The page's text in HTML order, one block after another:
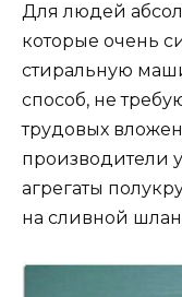
Для людей
которые очень
стиральную
способ, не
трудовых
производители
агрегаты
на сливной